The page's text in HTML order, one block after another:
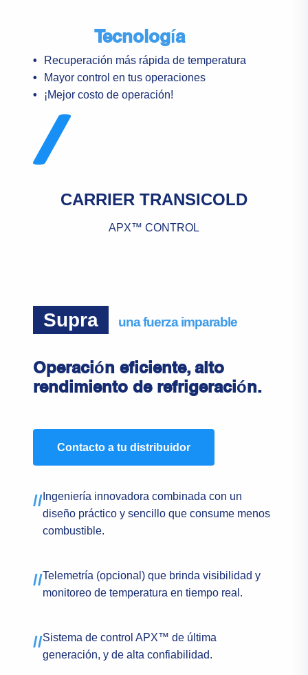
Tecnología
Recuperación más rápida de temperatura
Mayor control en tus operaciones
¡Mejor costo de operación!
CARRIER TRANSICOLD
APX™ CONTROL
Supra una fuerza imparable
Operación eficiente, alto
rendimiento de refrigeración.
Contacto a tu distribuidor
// Ingeniería innovadora combinada con un
diseño práctico y sencillo que consume menos
combustible.
//Telemetría (opcional) que brinda visibilidad y
monitoreo de temperatura en tiempo real.
//Sistema de control APX™ de última
generación, y de alta confiabilidad.